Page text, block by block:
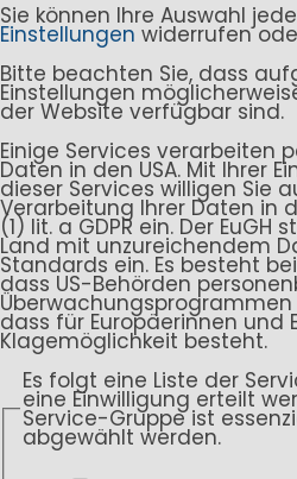
Sie können Ihre Auswahl
Einstellungen widerrufen
Bitte beachten Sie, dass
Einstellungen
der Website verfügbar sind.
Einige Services verarbeiten
Daten in den USA. Mit Ihrer
dieser Services willigen Sie
Verarbeitung Ihrer Daten in
(1) lit. a GDPR ein. Der EuGH
Land mit unzureichendem
Standards ein. Es besteht
dass US-Behörden
dass für Europäerinnen und
Klagemöglichkeit besteht.
Es folgt eine Liste der
eine Einwilligung erteilt
Service-Gruppe ist
abgewählt werden.